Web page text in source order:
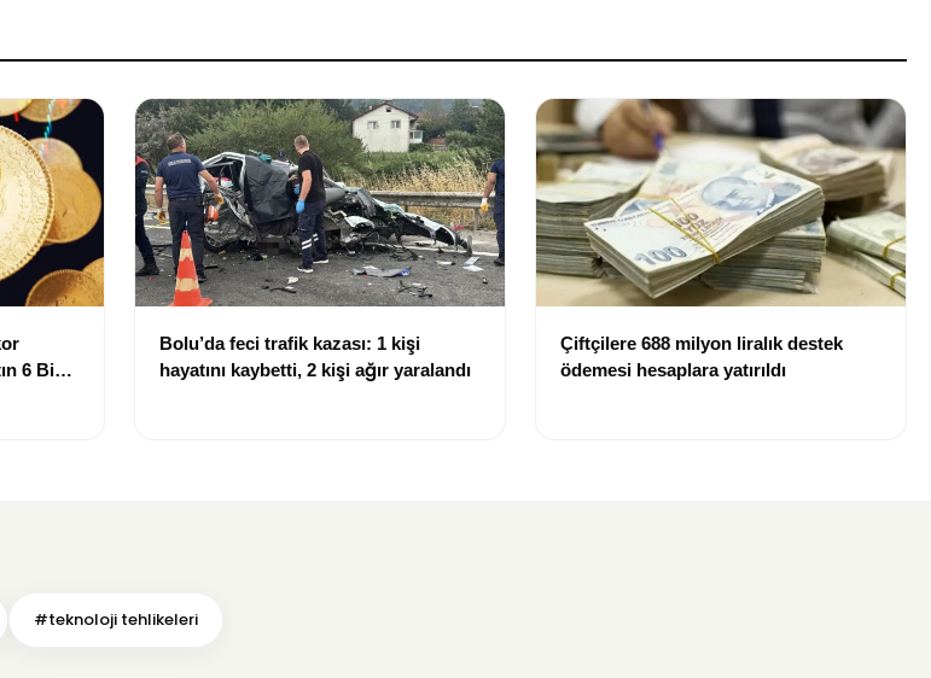
6 Bin
Bolu’da feci trafik kazası: 1 kişi
hayatını kaybetti, 2 kişi ağır yaralandı
Çiftçilere 688 milyon liralık destek
ödemesi hesaplara yatırıldı
#teknoloji tehlikeleri